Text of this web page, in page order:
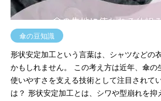
傘の豆知識
形状安定加工という言葉は、シャツなどの
かもしれません。 この考え方は近年、傘の
使いやすさを支える技術として注目されて
は？ 形状安定加工とは、シワや型崩れを抑